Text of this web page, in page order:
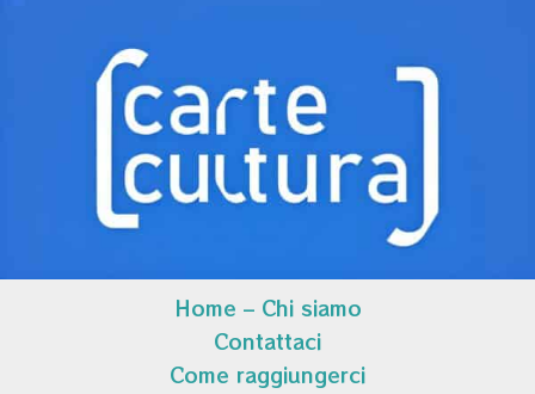
Home – Chi siamo
Contattaci
Come raggiungerci